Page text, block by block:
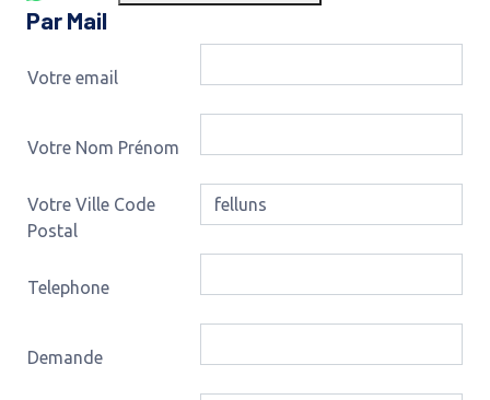
Par Mail
Votre email
Votre Nom Prénom
Votre Ville Code
Postal
Telephone
Demande